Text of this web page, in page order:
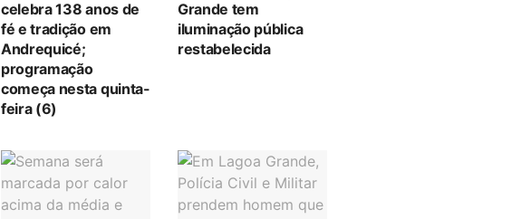
celebra 138 anos de
fé e tradição em
Andrequicé;
programação
começa nesta quinta-
feira (6)
Grande tem
iluminação pública
restabelecida